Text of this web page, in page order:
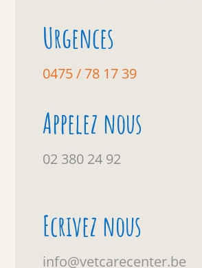
Urgences
0475 / 78 17 39
Appelez nous
02 380 24 92
Ecrivez nous
info@vetcarecenter.be